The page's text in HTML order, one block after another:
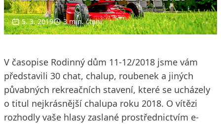
5. 3. 2019 3 min. čtení
V časopise Rodinný dům 11-12/2018 jsme vám
představili 30 chat, chalup, roubenek a jiných
půvabných rekreačních stavení, které se ucházely
o titul nejkrásnější chalupa roku 2018. O vítězi
rozhodly vaše hlasy zaslané prostřednictvím e-